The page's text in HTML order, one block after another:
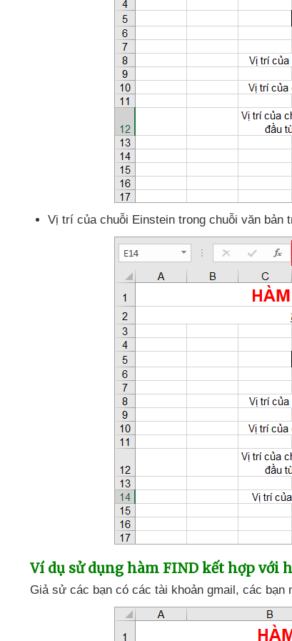
Vị trí của chuỗi Einstein trong chuỗi văn bản
Ví dụ sử dụng hàm FIND kết hợp với
Giả sử các bạn có các tài khoản gmail, các bạn